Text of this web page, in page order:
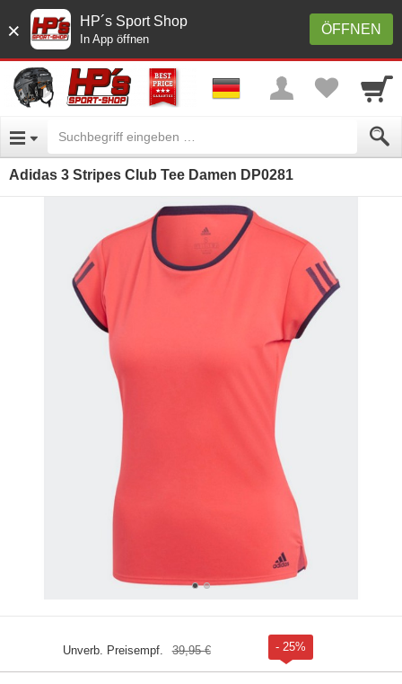
× ÖFFNEN
HP´s Sport Shop
In App öffnen
Adidas 3 Stripes Club Tee Damen DP0281
Unverb. Preisempf. 39,95 € - 25%